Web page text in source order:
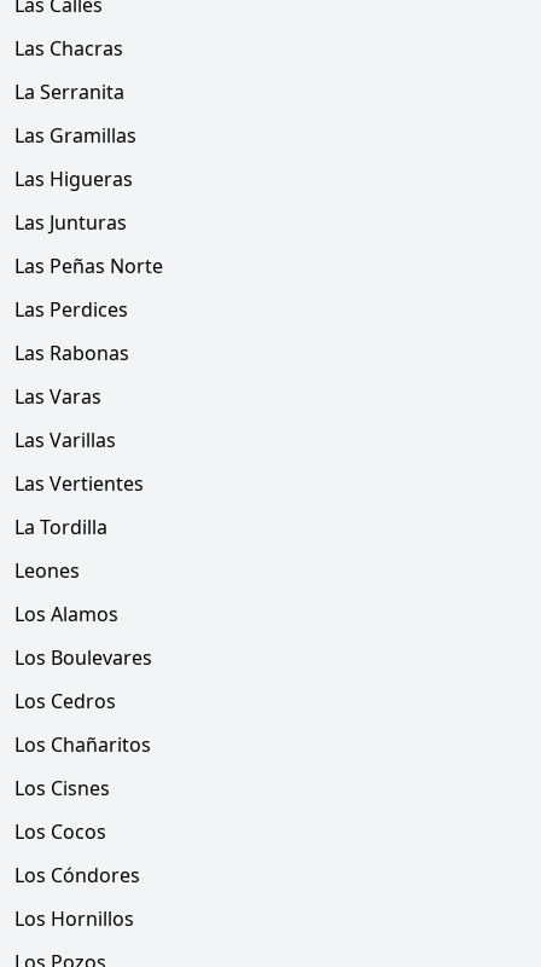
Las Chacras
La Serranita
Las Gramillas
Las Higueras
Las Junturas
Las Peñas Norte
Las Perdices
Las Rabonas
Las Varas
Las Varillas
Las Vertientes
La Tordilla
Leones
Los Alamos
Los Boulevares
Los Cedros
Los Chañaritos
Los Cisnes
Los Cocos
Los Cóndores
Los Hornillos